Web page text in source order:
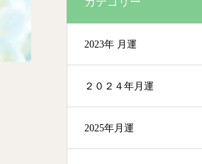
2023年 月運
２０２４年月運
2025年月運